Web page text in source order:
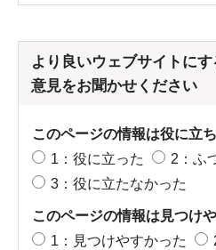
より良いウェブサイトに
意見をお聞かせください
このページの情報は役に立
1：役に立った
2：ふ
3：役に立たなかった
このページの情報は見つけ
1：見つけやすかった